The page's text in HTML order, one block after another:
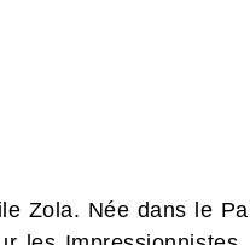
Zola. Née dans le